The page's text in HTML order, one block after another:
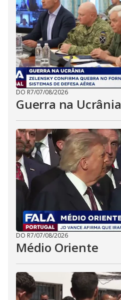
DO R7/07/08/2026
Guerra na Ucrânia
DO R7/07/08/2026
Médio Oriente